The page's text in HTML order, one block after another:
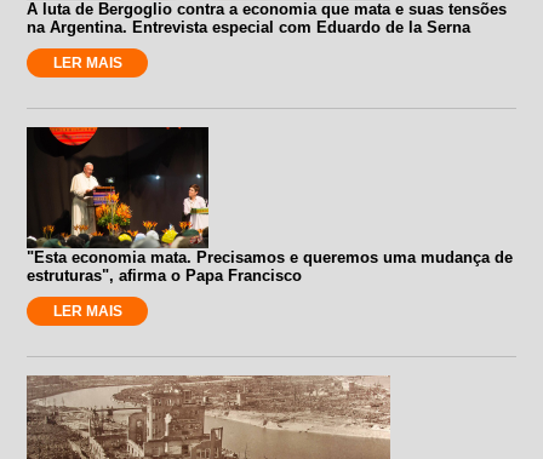
A luta de Bergoglio contra a economia que mata e suas tensões
na Argentina. Entrevista especial com Eduardo de la Serna
LER MAIS
"Esta economia mata. Precisamos e queremos uma mudança de
estruturas", afirma o Papa Francisco
LER MAIS